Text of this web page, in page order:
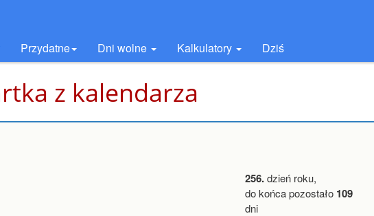
Przydatne Dni wolne Kalkulatory Dziś
z kalendarza
256.dzień roku,
do końca pozostało 109
dni